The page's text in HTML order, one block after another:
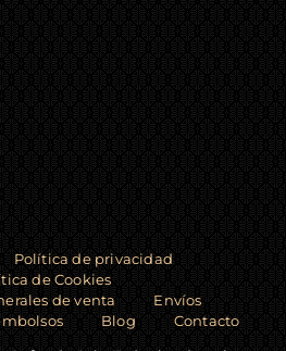
Política de privacidad
de Cookies
de venta
Envíos
Blog
Contacto